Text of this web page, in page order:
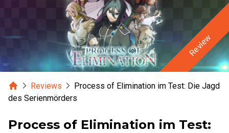
Review
HomeReviews
Process of Elimination im Test: Die Jagd
des Serienmörders
Process of Elimination im Test: